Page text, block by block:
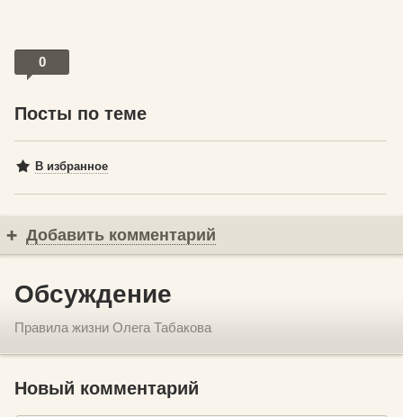
0
Посты по теме
В избранное
Добавить комментарий
Обсуждение
Правила жизни Олега Табакова
Новый комментарий